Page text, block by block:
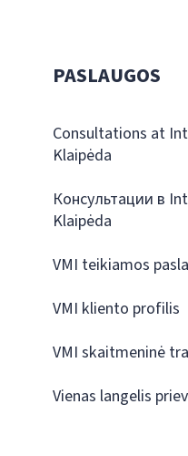
PASLAUGOS
Consultations at
Klaipėda
Консультации в
Klaipėda
VMI teikiamos
VMI kliento profilis
VMI skaitmeninė
Vienas langelis